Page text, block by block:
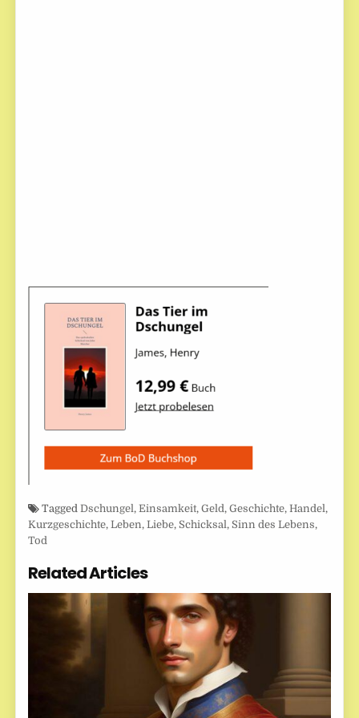
Tagged Dschungel ,Einsamkeit,Geld ,Geschichte, Handel ,
Kurzgeschichte,Leben,Liebe, Schicksal , Sinn des Lebens,
Tod
Related Articles